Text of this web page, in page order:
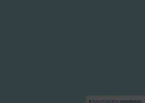
© OpenStreetMapcontributors.